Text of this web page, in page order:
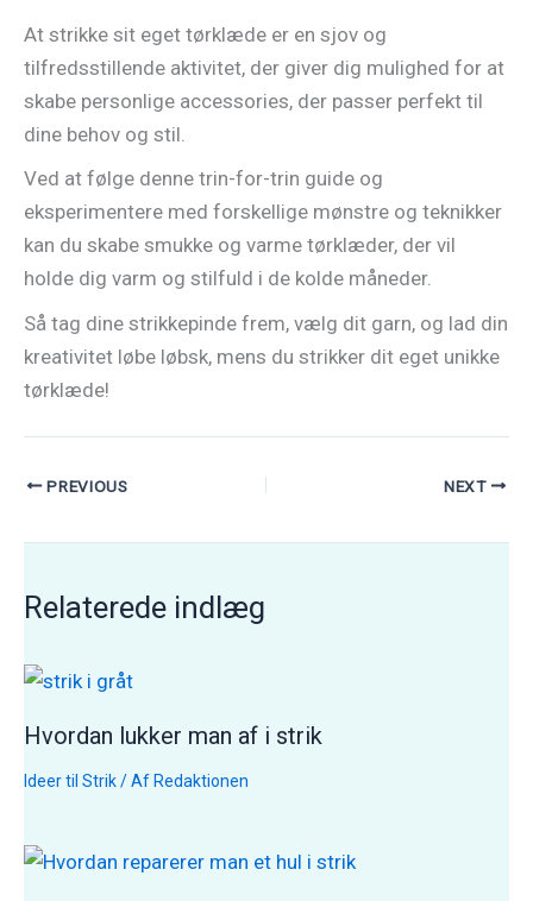
At strikke sit eget tørklæde er en sjov og
tilfredsstillende aktivitet, der giver dig mulighed for at
skabe personlige accessories, der passer perfekt til
dine behov og stil.
Ved at følge denne trin-for-trin guide og
eksperimentere med forskellige mønstre og teknikker
kan du skabe smukke og varme tørklæder, der vil
holde dig varm og stilfuld i de kolde måneder.
Så tag dine strikkepinde frem, vælg dit garn, og lad din
kreativitet løbe løbsk, mens du strikker dit eget unikke
tørklæde!
PREVIOUS NEXT
Relaterede indlæg
Hvordan lukker man af i strik
Ideer til Strik/ AfRedaktionen